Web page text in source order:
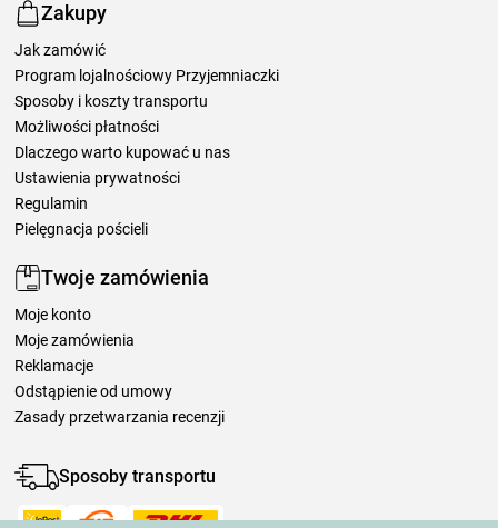
Zakupy
Jak zamówić
Program lojalnościowy Przyjemniaczki
Sposoby i koszty transportu
Możliwości płatności
Dlaczego warto kupować u nas
Ustawienia prywatności
Regulamin
Pielęgnacja pościeli
Twoje zamówienia
Moje konto
Moje zamówienia
Reklamacje
Odstąpienie od umowy
Zasady przetwarzania recenzji
Sposoby transportu